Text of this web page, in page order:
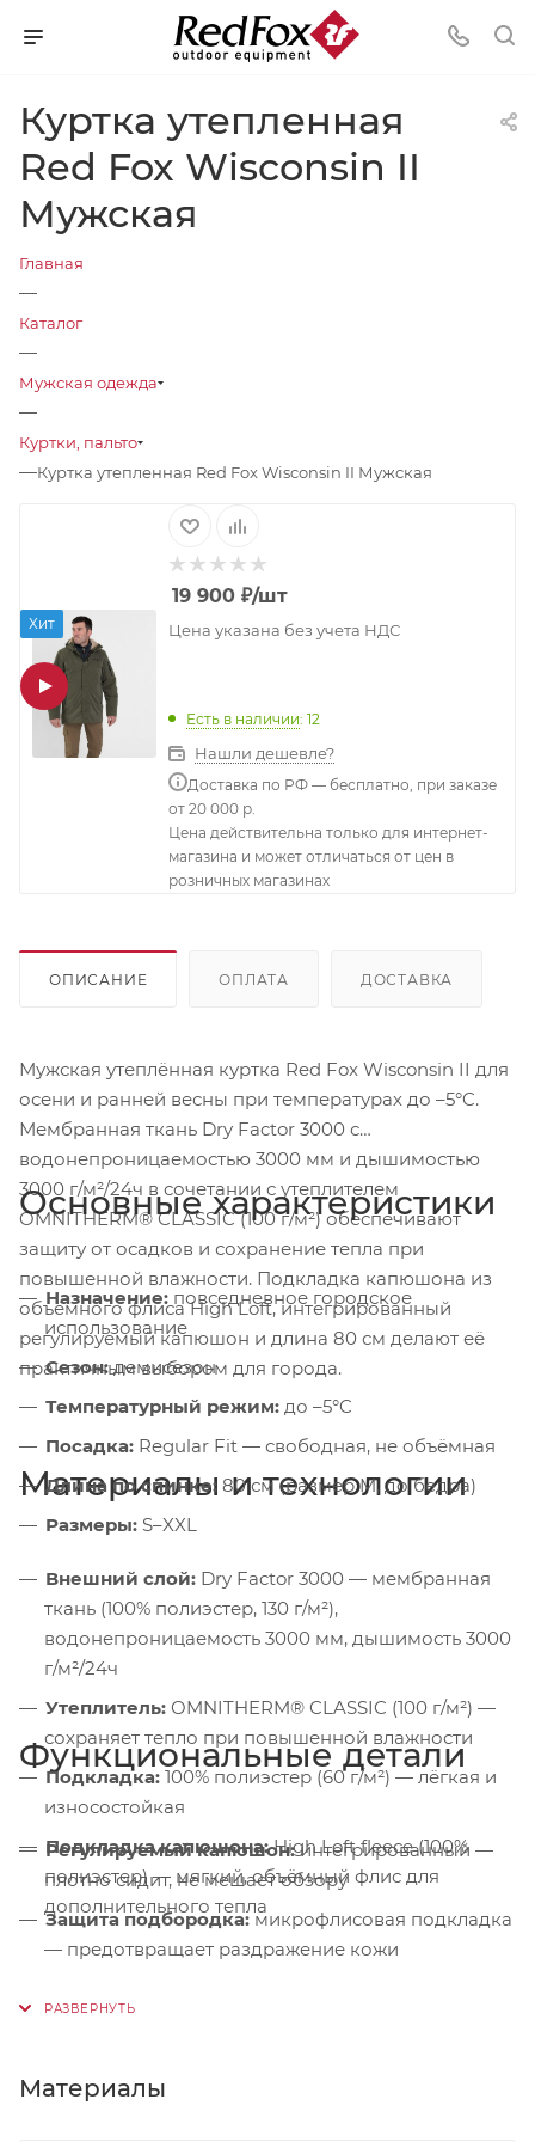
Куртка утепленная
Red Fox Wisconsin II
Мужская
Главная
—
Каталог
—
Мужская одежда
—
Куртки, пальто
—Куртка утепленная Red Fox Wisconsin II Мужская
Хит
19 900 ₽/шт
Цена указана без учета НДС
Есть в наличии: 12
Нашли дешевле?
Доставка по РФ — бесплатно, при заказе
от 20 000 р.
Цена действительна только для интернет-
магазина и может отличаться от цен в
розничных магазинах
ОПИСАНИЕ ОПЛАТА ДОСТАВКА
Мужская утеплённая куртка Red Fox Wisconsin II для
осени и ранней весны при температурах до –5°C.
Мембранная ткань Dry Factor 3000 с
водонепроницаемостью 3000 мм и дышимостью
3000 г/м²/24ч в сочетании с утеплителем
OMNITHERM® CLASSIC (100 г/м²) обеспечивают
защиту от осадков и сохранение тепла при
повышенной влажности. Подкладка капюшона из
объёмного флиса High Loft, интегрированный
регулируемый капюшон и длина 80 см делают её
практичным выбором для города.
Основные характеристики
Назначение: повседневное городское
использование
Сезон:демисезон
Температурный режим: до –5°C
Посадка: Regular Fit — свободная, не объёмная
Длина по спинке: 80 см (размер M, до бедра)
Размеры: S–XXL
Материалы и технологии
Внешний слой: Dry Factor 3000 — мембранная
ткань (100% полиэстер, 130 г/м²),
водонепроницаемость 3000 мм, дышимость 3000
г/м²/24ч
Утеплитель: OMNITHERM® CLASSIC (100 г/м²) —
сохраняет тепло при повышенной влажности
Подкладка: 100% полиэстер (60 г/м²) — лёгкая и
износостойкая
Подкладка капюшона:High Loft fleece (100%
полиэстер) — мягкий, объёмный флис для
дополнительного тепла
Функциональные детали
Регулируемый капюшон:интегрированный —
плотно сидит, не мешает обзору
Защита подбородка: микрофлисовая подкладка
— предотвращает раздражение кожи
пронизывающего ветра
— плавный ход и долговечность
Материалы